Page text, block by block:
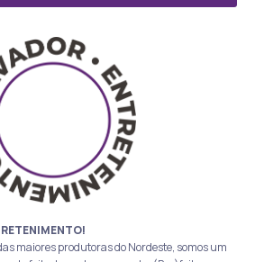
maiores produtoras do Nordeste, somos um